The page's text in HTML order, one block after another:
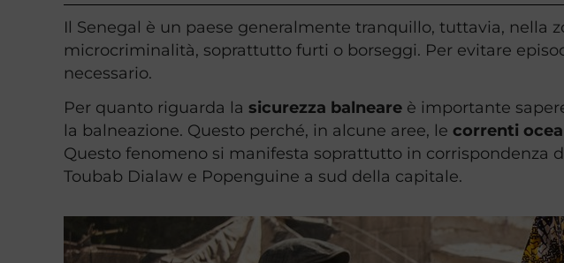
Il Senegal è un paese generalmente tranquillo, tuttavia, nella
microcriminalità, soprattutto furti o borseggi. Per evitare
necessario.
Per quanto riguarda la sicurezza balneare è importante
la balneazione. Questo perché, in alcune aree, le correnti
Questo fenomeno si manifesta soprattutto in corrispondenza
Toubab Dialaw e Popenguine a sud della capitale.